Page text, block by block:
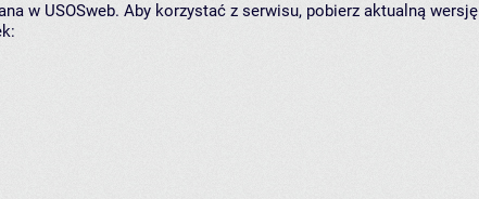
w USOSweb. Aby korzystać z serwisu, pobierz aktualną wersję